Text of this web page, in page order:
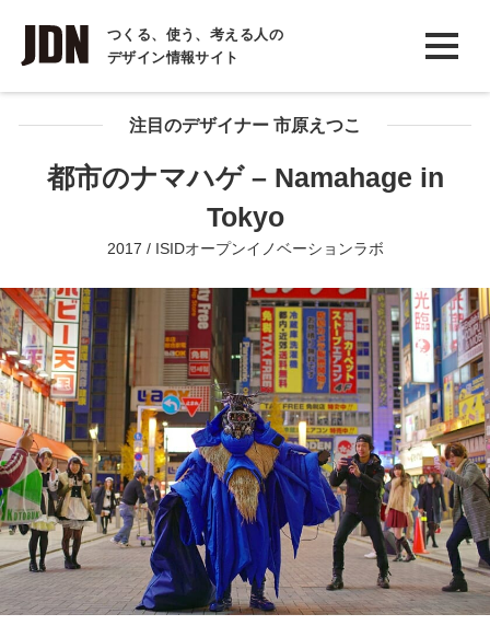
つくる、使う、考える人の
デザイン情報サイト
INTERVIEW
インタビュー
REPORT
コラム
注目のデザイナー 市原えつこ
都市のナマハゲ – Namahage in
Tokyo
2017 / ISIDオープンイノベーションラボ